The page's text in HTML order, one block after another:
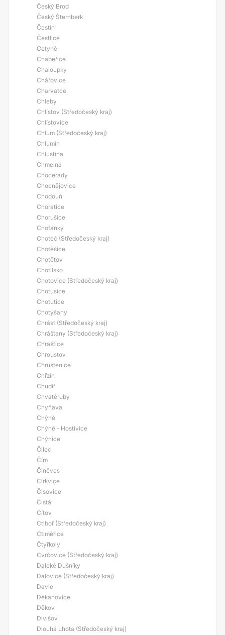
Český Brod
Český Šternberk
Čestín
Čestlice
Cetyně
Chabeřice
Chaloupky
Chářovice
Charvatce
Chleby
Chlístov (Středočeský kraj)
Chlístovice
Chlum (Středočeský kraj)
Chlumín
Chlustina
Chmelná
Chocerady
Chocnějovice
Chodouň
Choratice
Chorušice
Choťánky
Choteč (Středočeský kraj)
Chotěšice
Chotětov
Chotilsko
Choťovice (Středočeský kraj)
Chotusice
Chotutice
Chotýšany
Chrást (Středočeský kraj)
Chrášťany (Středočeský kraj)
Chraštice
Chroustov
Chrustenice
Chřzín
Chudíř
Chvatěruby
Chyňava
Chýně
Chýně - Hostivice
Chýnice
Čilec
Čím
Činěves
Církvice
Čisovice
Čistá
Cítov
Ctiboř (Středočeský kraj)
Ctiměřice
Čtyřkoly
Cvrčovice (Středočeský kraj)
Daleké Dušníky
Dalovice (Středočeský kraj)
Davle
Děkanovice
Děkov
Divišov
Dlouhá Lhota (Středočeský kraj)